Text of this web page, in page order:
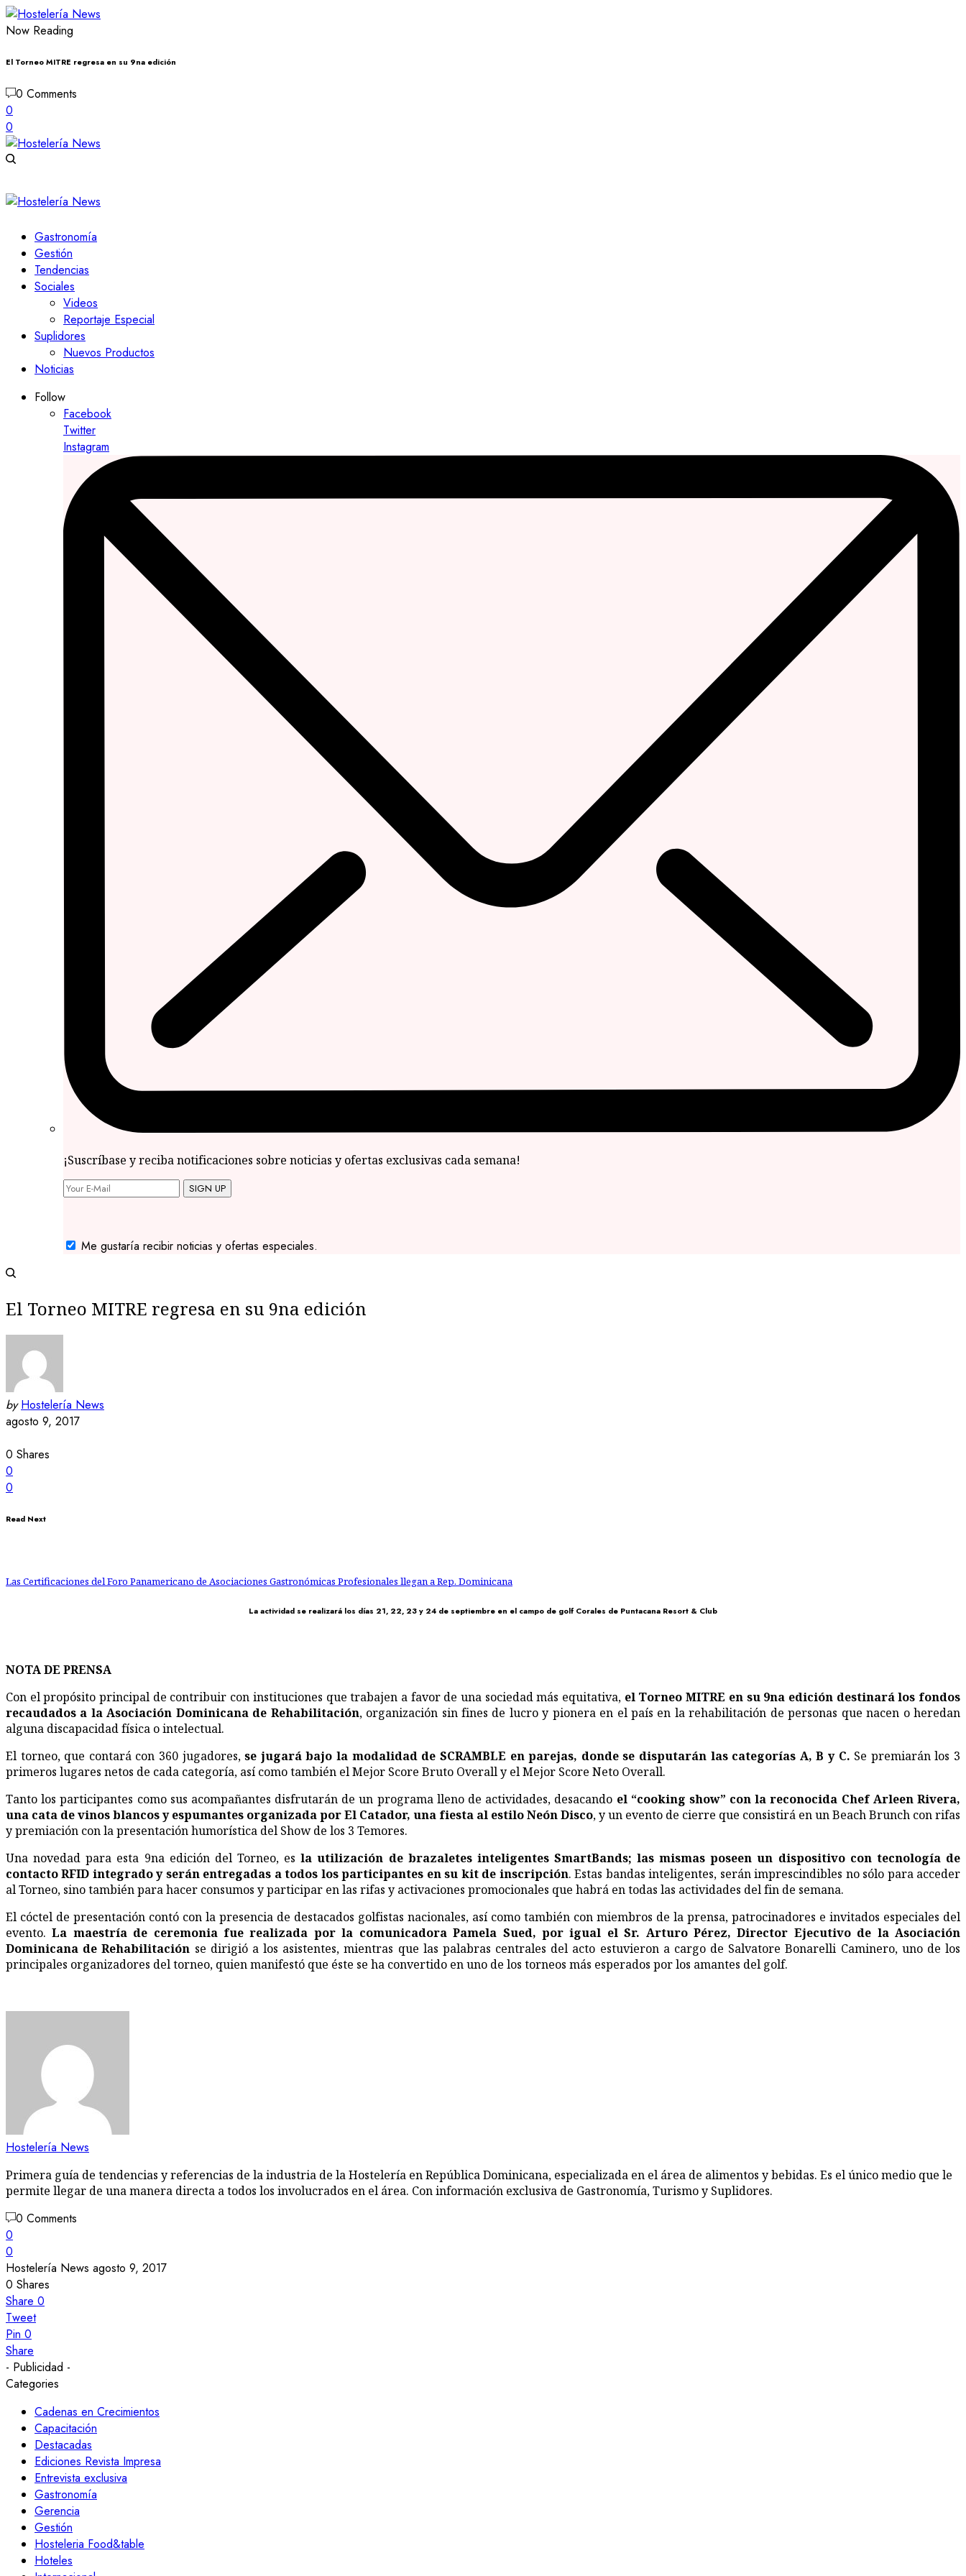
Now Reading
El Torneo MITRE regresa en su 9na edición
0 Comments
0
0
Gastronomía
Gestión
Tendencias
Sociales
Videos
Reportaje Especial
Suplidores
Nuevos Productos
Noticias
Follow
Facebook
Twitter
Instagram
¡Suscríbase y reciba notificaciones sobre noticias y ofertas exclusivas cada semana!
SIGN UP
Me gustaría recibir noticias y ofertas especiales.
El Torneo MITRE regresa en su 9na edición
by Hostelería News
agosto 9, 2017
0 Shares
0
0
Read Next
Las Certificaciones del Foro Panamericano de Asociaciones Gastronómicas Profesionales llegan a Rep. Dominicana
La actividad se realizará los días 21, 22, 23 y 24 de septiembre en el campo de golf Corales de Puntacana Resort & Club
NOTA DE PRENSA
Con el propósito principal de contribuir con instituciones que trabajen a favor de una sociedad más equitativa, el Torneo MITRE en su 9na edición destinará los fondos
recaudados a la Asociación Dominicana de Rehabilitación, organización sin fines de lucro y pionera en el país en la rehabilitación de personas que nacen o heredan
alguna discapacidad física o intelectual.
El torneo, que contará con 360 jugadores,se jugará bajo la modalidad de SCRAMBLE en parejas, donde se disputarán las categorías A, B y C. Se premiarán los 3
primeros lugares netos de cada categoría, así como también el Mejor Score Bruto Overall y el Mejor Score Neto Overall.
Tanto los participantes como sus acompañantes disfrutarán de un programa lleno de actividades, desacando el “cooking show” con la reconocida Chef Arleen Rivera,
una cata de vinos blancos y espumantes organizada por El Catador, una fiesta al estilo Neón Disco, y un evento de cierre que consistirá en un Beach Brunch con rifas
y premiación con la presentación humorística del Show de los 3 Temores.
Una novedad para esta 9na edición del Torneo, esla utilización de brazaletes inteligentes SmartBands; las mismas poseen un dispositivo con tecnología de
contacto RFID integrado y serán entregadas a todos los participantes en su kit de inscripción. Estas bandas inteligentes, serán imprescindibles no sólo para acceder
al Torneo, sino también para hacer consumos y participar en las rifas y activaciones promocionales que habrá en todas las actividades del fin de semana.
El cóctel de presentación contó con la presencia de destacados golfistas nacionales, así como también con miembros de la prensa, patrocinadores e invitados especiales del
evento.La maestría de ceremonia fue realizada por la comunicadora Pamela Sued, por igual el Sr. Arturo Pérez, Director Ejecutivo de la Asociación
Dominicana de Rehabilitación se dirigió a los asistentes, mientras que las palabras centrales del acto estuvieron a cargo de Salvatore Bonarelli Caminero, uno de los
principales organizadores del torneo, quien manifestó que éste se ha convertido en uno de los torneos más esperados por los amantes del golf.
Hostelería News
Primera guía de tendencias y referencias de la industria de la Hostelería en República Dominicana, especializada en el área de alimentos y bebidas. Es el único medio que le
permite llegar de una manera directa a todos los involucrados en el área. Con información exclusiva de Gastronomía, Turismo y Suplidores.
0 Comments
0
0
Hostelería News agosto 9, 2017
0 Shares
Share 0
Tweet
Pin 0
Share
- Publicidad -
Categories
Cadenas en Crecimientos
Capacitación
Destacadas
Ediciones Revista Impresa
Entrevista exclusiva
Gastronomía
Gerencia
Gestión
Hosteleria Food&table
Hoteles